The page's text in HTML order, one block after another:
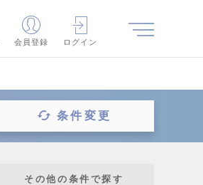
会員登録 ログイン
条件変更
その他の条件で探す